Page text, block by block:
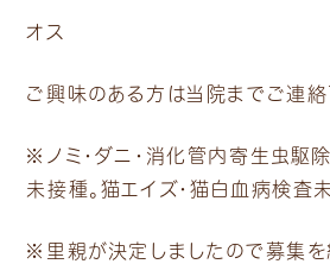
オス
ご興味のある方は当院までご連絡
※ノミ・ダニ・消化管内寄生虫駆
未接種。猫エイズ・猫白血病検査
※里親が決定しましたので募集を